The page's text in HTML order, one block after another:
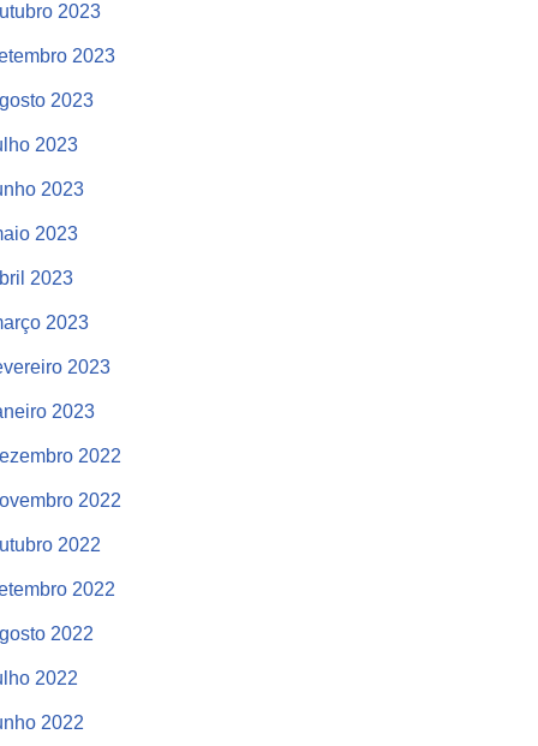
2023
2023
2023
2023
2023
2023
2023
2023
2023
2023
2022
2022
2022
2022
2022
2022
2022